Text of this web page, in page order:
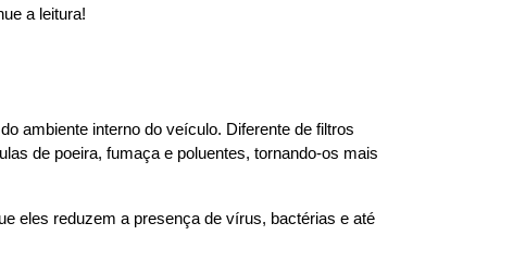
a leitura!
ambiente interno do veículo. Diferente de filtros
de poeira, fumaça e poluentes, tornando-os mais
eles reduzem a presença de vírus, bactérias e até